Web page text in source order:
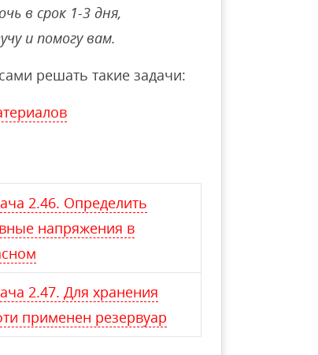
в срок 1-3 дня,
и помогу вам.
решать такие задачи:
2.46. Определить
напряжения в
2.47. Для хранения
применен резервуар